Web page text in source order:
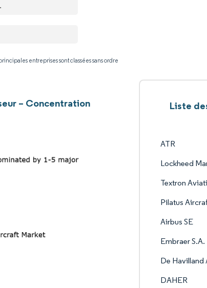
entreprises sont classées sans ordre
– Concentration
Liste
ATR
Lockheed
Textron
Pilatus
Airbus SE
Embraer S.A.
De
DAHER